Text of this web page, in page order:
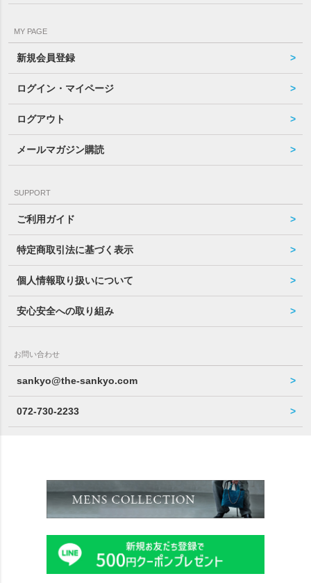
MY PAGE
新規会員登録
ログイン・マイページ
ログアウト
メールマガジン購読
SUPPORT
ご利用ガイド
特定商取引法に基づく表示
個人情報取り扱いについて
安心安全への取り組み
お問い合わせ
sankyo@the-sankyo.com
072-730-2233